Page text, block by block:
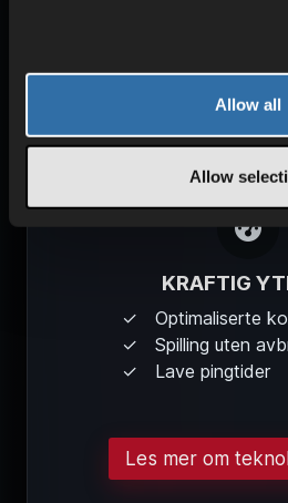
Allow all
Allow
KRAFTIG
Optimaliserte
Spilling uten
Lave pingtider
Les mer om